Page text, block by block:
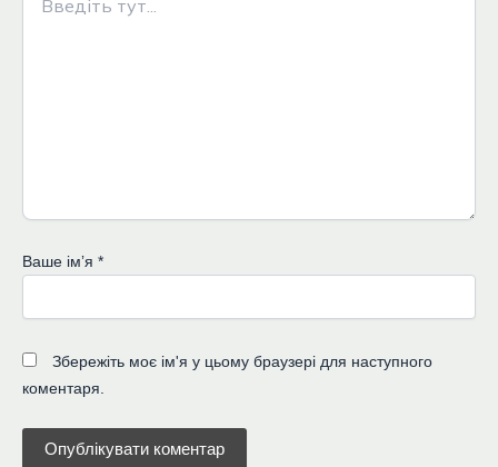
тут...
Ваше імʼя *
Збережіть моє ім'я у цьому браузері для наступного
коментаря.